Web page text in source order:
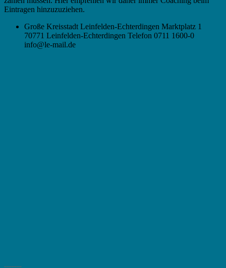
Eintragen hinzuzuziehen.
Große Kreisstadt Leinfelden-Echterdingen Marktplatz 1
70771 Leinfelden-Echterdingen Telefon 0711 1600-0
info@le-mail.de